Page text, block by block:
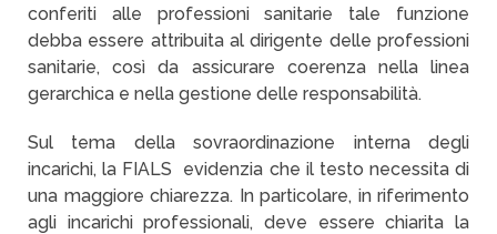
conferiti alle professioni sanitarie tale funzione
debba essere attribuita al dirigente delle professioni
sanitarie, così da assicurare coerenza nella linea
gerarchica e nella gestione delle responsabilità.
Sul tema della sovraordinazione interna degli
incarichi, la FIALS evidenzia che il testo necessita di
una maggiore chiarezza. In particolare, in riferimento
agli incarichi professionali, deve essere chiarita la